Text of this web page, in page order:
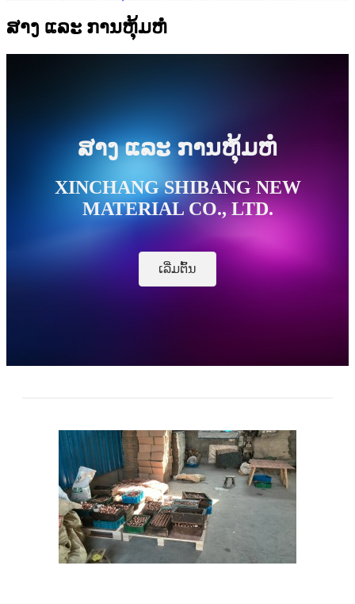
ສາງ ແລະ ການຫຸ້ມຫໍ່
ສາງ ແລະ ການຫຸ້ມຫໍ່
XINCHANG SHIBANG NEW
MATERIAL CO., LTD.
ເລີ່ມຕົ້ນ